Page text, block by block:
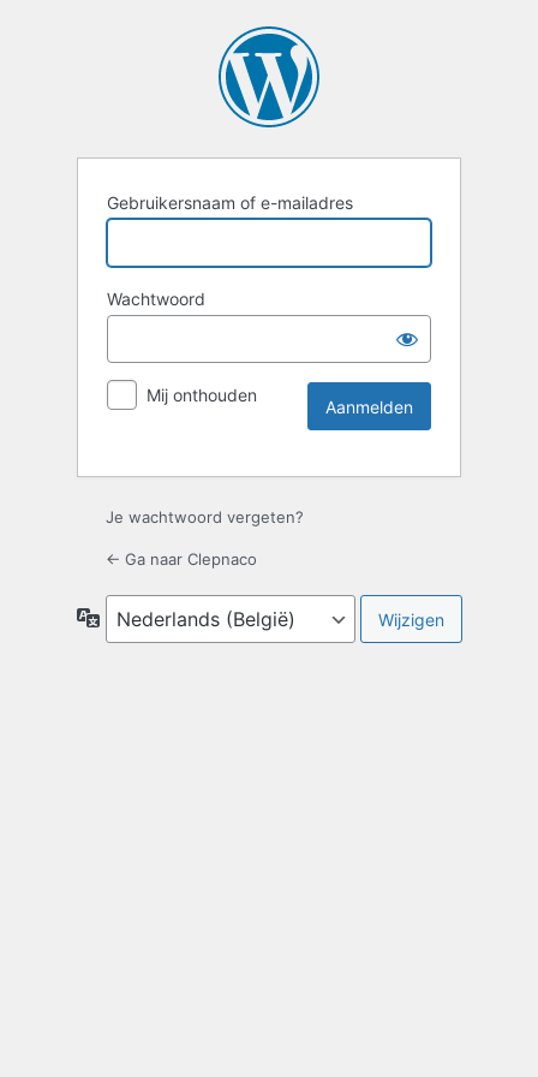
Gebruikersnaam of e-mailadres
Wachtwoord
Mij onthouden
Je wachtwoord vergeten?
← Ga naar Clepnaco
Taal